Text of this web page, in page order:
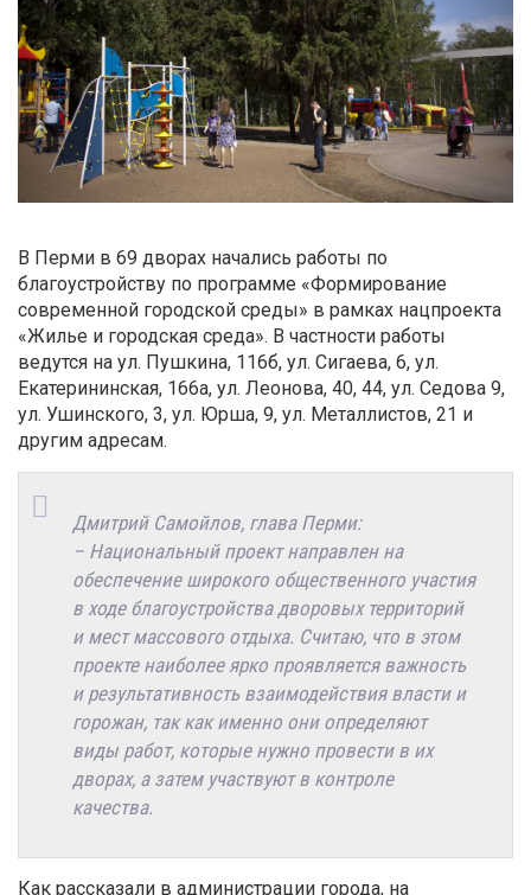
В Перми в 69 дворах начались работы по
благоустройству по программе «Формирование
современной городской среды» в рамках нацпроекта
«Жилье и городская среда». В частности работы
ведутся на ул. Пушкина, 116б, ул. Сигаева, 6, ул.
Екатерининская, 166а, ул. Леонова, 40, 44, ул. Седова 9,
ул. Ушинского, 3, ул. Юрша, 9, ул. Металлистов, 21 и
другим адресам.
Дмитрий Самойлов, глава Перми:
– Национальный проект направлен на
обеспечение широкого общественного участия
в ходе благоустройства дворовых территорий
и мест массового отдыха. Считаю, что в этом
проекте наиболее ярко проявляется важность
и результативность взаимодействия власти и
горожан, так как именно они определяют
виды работ, которые нужно провести в их
дворах, а затем участвуют в контроле
качества.
Как рассказали в администрации города, на